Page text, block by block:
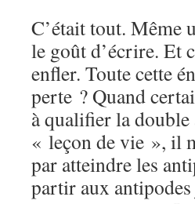
C’était tout. Même
le goût d’écrire. Et
enfler. Toute cette
perte ? Quand
à qualifier la
« leçon de vie », il
par atteindre les
partir aux